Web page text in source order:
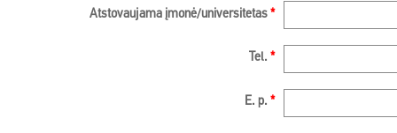
Atstovaujama įmonė/universitetas *
Tel. *
E. p. *